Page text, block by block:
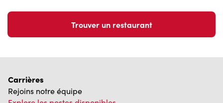
Trouver un restaurant
Carrières
Rejoins notre équipe